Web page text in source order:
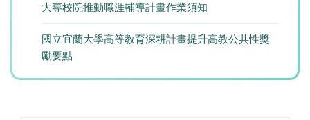
大專校院推動職涯輔導計畫作業須知
國立宜蘭大學高等教育深耕計畫提升高教公共性獎
勵要點